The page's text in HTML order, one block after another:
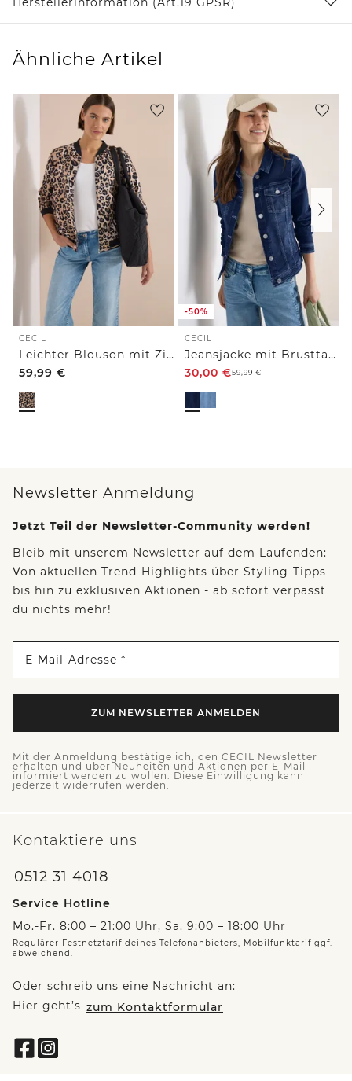
Ähnliche Artikel
CECIL
Leichter Blouson mit Zipper und Leo-Print
59,99 €
-50%
CECIL
Jeansjacke mit Brusttaschen und Knöpfen
30,00 €59,99€
Newsletter Anmeldung
Jetzt Teil der Newsletter-Community werden!
Bleib mit unserem Newsletter auf dem Laufenden:
Von aktuellen Trend-Highlights über Styling-Tipps
bis hin zu exklusiven Aktionen - ab sofort verpasst
du nichts mehr!
E-Mail-Adresse *
ZUM NEWSLETTER ANMELDEN
Mit der Anmeldung bestätige ich, den CECIL Newsletter
erhalten und über Neuheiten und Aktionen per E-Mail
informiert werden zu wollen. Diese Einwilligung kann
jederzeit widerrufen werden.
Kontaktiere uns
0512 31 4018
Service Hotline
Mo.-Fr. 8:00 – 21:00 Uhr, Sa. 9:00 – 18:00 Uhr
Regulärer Festnetztarif deines Telefonanbieters, Mobilfunktarif ggf.
abweichend.
Oder schreib uns eine Nachricht an:
Hier geht’s zum Kontaktformular